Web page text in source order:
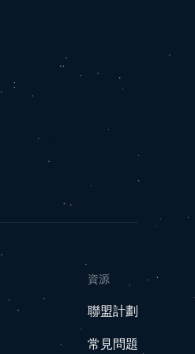
資源
聯盟計劃
常見問題